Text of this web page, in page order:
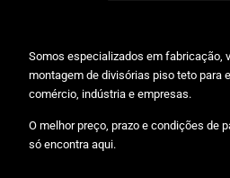
Somos especializados em fabricação,
montagem de divisórias piso teto para
comércio, indústria e empresas.
O melhor preço, prazo e condições de
só encontra aqui.